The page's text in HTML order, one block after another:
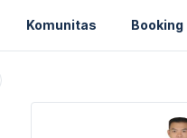
Komunitas